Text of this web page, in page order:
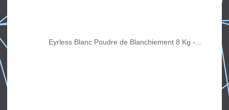
Eyrless Blanc Poudre de Blanchiement 8 Kg -...